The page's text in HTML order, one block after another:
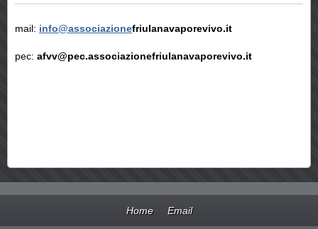
mail: info@associazionefriulanavaporevivo.it
pec: afvv@pec.associazionefriulanavaporevivo.it
Home Email